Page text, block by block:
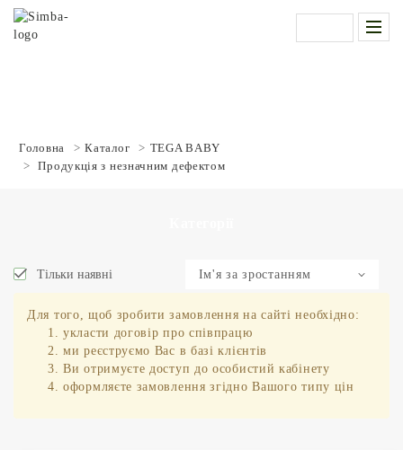
Головна Каталог
TEGA BABY
Продукція з незначним дефектом
Тільки наявні Ім'я за зростанням
Ціна за спаданням
Артикул за зростанням
Для того, щоб зробити замовлення на сайті необхідно:
укласти договір про співпрацю
ми реєструємо Вас в базі клієнтів
Ви отримуєте доступ до особистий кабінету
оформляєте замовлення згідно Вашого типу цін